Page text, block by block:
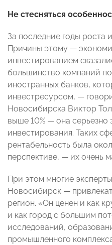
Не стесняться
За последние годы роста
Причины этому —
инвестированием
большинство компаний
иностранных банков,
инвестресурсом, —
Новосибирска Виктор
выше 10% — она серьезно
инвестирования. Таких
рентабельность была
перспективе, — их очень
При этом многие
Новосибирск —
регион. «Он ценен и как
и как город с большим
исследований,
промышленного